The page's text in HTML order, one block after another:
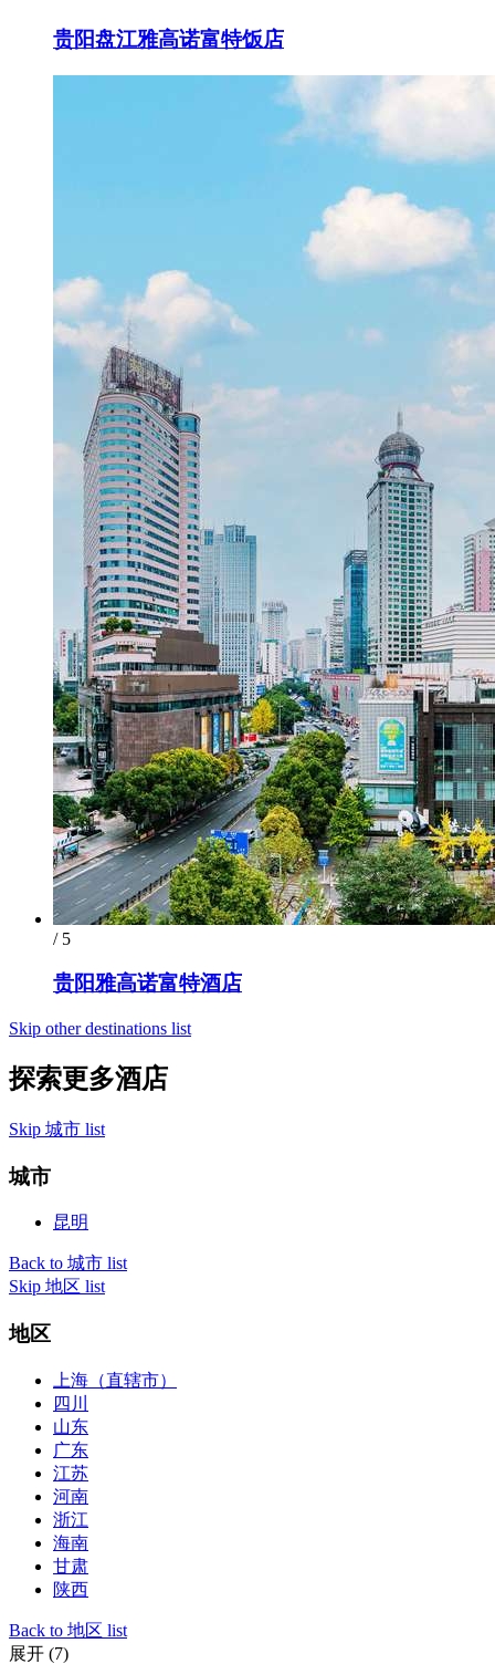
贵阳盘江雅高诺富特饭店
/ 5
贵阳雅高诺富特酒店
Skip other destinations list
探索更多酒店
Skip 城市 list
城市
昆明
Back to 城市 list
Skip 地区 list
地区
上海（直辖市）
四川
山东
广东
江苏
河南
浙江
海南
甘肃
陕西
Back to 地区 list
展开 (7)